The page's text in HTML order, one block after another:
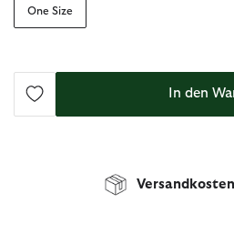
One Size
In den